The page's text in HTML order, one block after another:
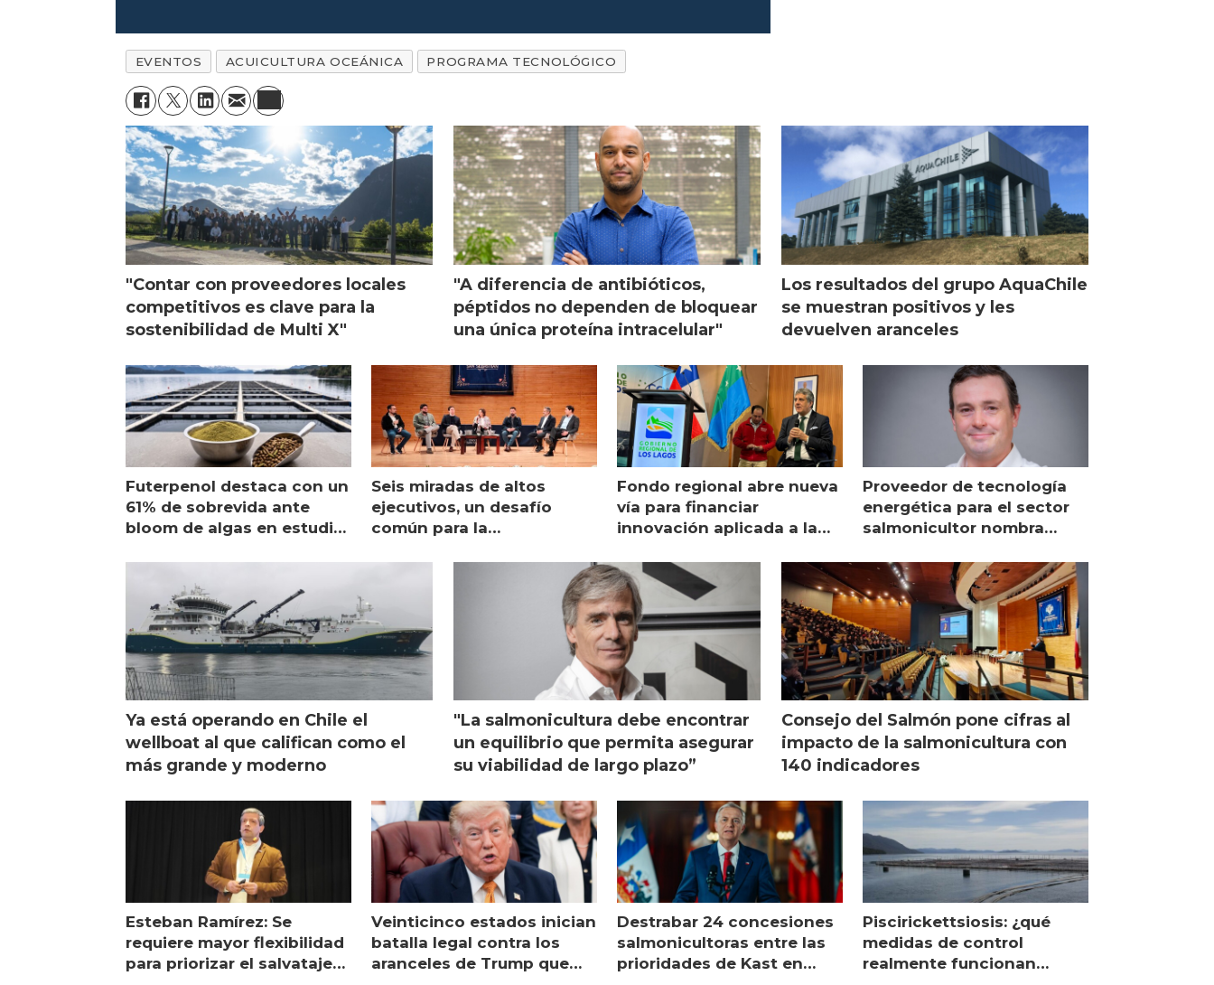
EVENTOS ACUICULTURA OCEÁNICA PROGRAMA TECNOLÓGICO
"Contar con proveedores locales
competitivos es clave para la
sostenibilidad de Multi X"
"A diferencia de antibióticos,
péptidos no dependen de bloquear
una única proteína intracelular"
Los resultados del grupo AquaChile
se muestran positivos y les
devuelven aranceles
Futerpenol destaca con un
61% de sobrevida ante
bloom de algas en estudio
Seis miradas de altos
ejecutivos, un desafío
común para la
Fondo regional abre nueva
vía para financiar
innovación aplicada a la
Proveedor de tecnología
energética para el sector
salmonicultor nombra
Ya está operando en Chile el
wellboat al que califican como el
más grande y moderno
"La salmonicultura debe encontrar
un equilibrio que permita asegurar
su viabilidad de largo plazo”
Consejo del Salmón pone cifras al
impacto de la salmonicultura con
140 indicadores
Esteban Ramírez: Se
requiere mayor flexibilidad
para priorizar el salvataje
Veinticinco estados inician
batalla legal contra los
aranceles de Trump que
Destrabar 24 concesiones
salmonicultoras entre las
prioridades de Kast en
Piscirickettsiosis: ¿qué
medidas de control
realmente funcionan